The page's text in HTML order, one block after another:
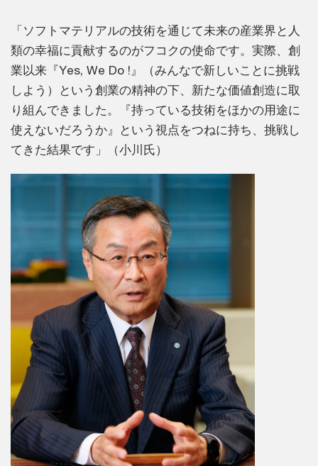
「ソフトマテリアルの技術を通じて未来の産業界と人
類の幸福に貢献するのがフコクの使命です。実際、創
業以来『Yes, We Do !』（みんなで新しいことに挑戦
しよう）という創業の精神の下、新たな価値創造に取
り組んできました。『持っている技術をほかの用途に
使えないだろうか』という視点をつねに持ち、挑戦し
てきた結果です」（小川氏）